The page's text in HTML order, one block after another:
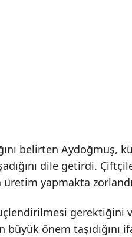
belirten Aydoğmuş,
dile getirdi.
yapmakta
gerektiğini
önem taşıdığını